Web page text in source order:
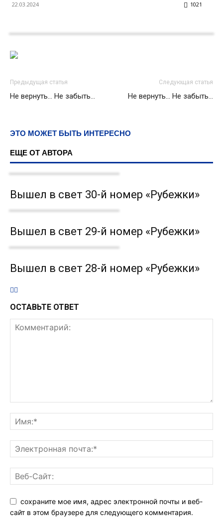
22.03.2024 1021
Предыдущая статья
Не вернуть… Не забыть…
Следующая статья
Не вернуть… Не забыть…
ЭТО МОЖЕТ БЫТЬ ИНТЕРЕСНО
ЕЩЕ ОТ АВТОРА
Вышел в свет 30-й номер «Рубежки»
Вышел в свет 29-й номер «Рубежки»
Вышел в свет 28-й номер «Рубежки»
ОСТАВЬТЕ ОТВЕТ
сохраните мое имя, адрес электронной почты и веб-
сайт в этом браузере для следующего комментария.